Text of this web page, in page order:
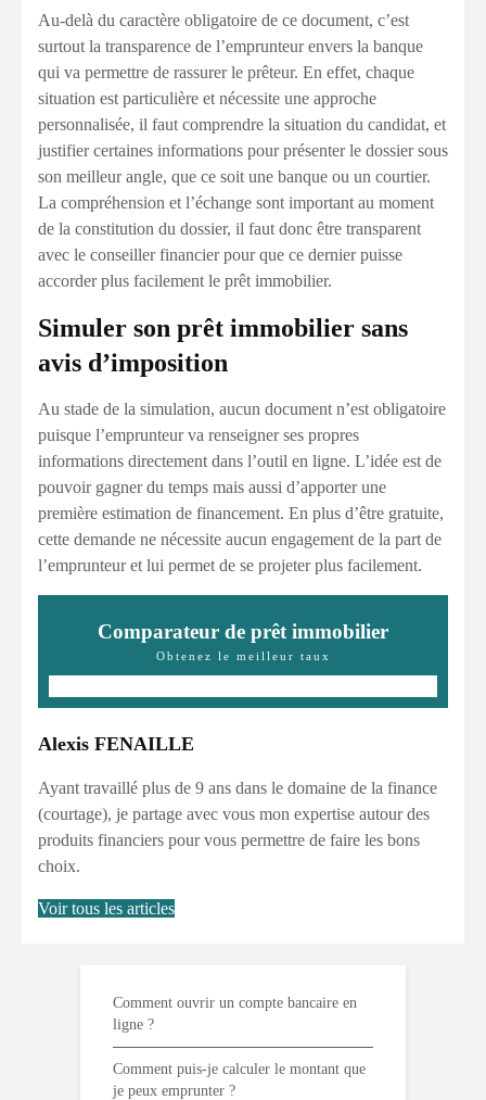
Au-delà du caractère obligatoire de ce document, c’est
surtout la transparence de l’emprunteur envers la banque
qui va permettre de rassurer le prêteur. En effet, chaque
situation est particulière et nécessite une approche
personnalisée, il faut comprendre la situation du candidat, et
justifier certaines informations pour présenter le dossier sous
son meilleur angle, que ce soit une banque ou un courtier.
La compréhension et l’échange sont important au moment
de la constitution du dossier, il faut donc être transparent
avec le conseiller financier pour que ce dernier puisse
accorder plus facilement le prêt immobilier.
Simuler son prêt immobilier sans
avis d’imposition
Au stade de la simulation, aucun document n’est obligatoire
puisque l’emprunteur va renseigner ses propres
informations directement dans l’outil en ligne. L’idée est de
pouvoir gagner du temps mais aussi d’apporter une
première estimation de financement. En plus d’être gratuite,
cette demande ne nécessite aucun engagement de la part de
l’emprunteur et lui permet de se projeter plus facilement.
Comparateur de prêt immobilier
Obtenez le meilleur taux
Alexis FENAILLE
Ayant travaillé plus de 9 ans dans le domaine de la finance
(courtage), je partage avec vous mon expertise autour des
produits financiers pour vous permettre de faire les bons
choix.
Voir tous les articles
Comment ouvrir un compte bancaire en
ligne ?
Comment puis-je calculer le montant que
je peux emprunter ?